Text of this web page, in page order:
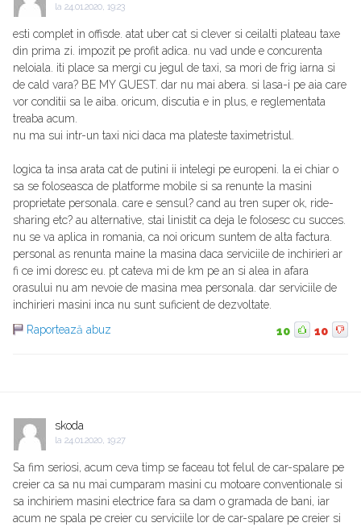
la 24.01.2020, 19:23
esti complet in offisde. atat uber cat si clever si ceilalti plateau taxe
din prima zi. impozit pe profit adica. nu vad unde e concurenta
neloiala. iti place sa mergi cu jegul de taxi, sa mori de frig iarna si
de cald vara? BE MY GUEST. dar nu mai abera. si lasa-i pe aia care
vor conditii sa le aiba. oricum, discutia e in plus, e reglementata
treaba acum.
nu ma sui intr-un taxi nici daca ma plateste taximetristul.
logica ta insa arata cat de putini ii intelegi pe europeni. la ei chiar o
sa se foloseasca de platforme mobile si sa renunte la masini
proprietate personala. care e sensul? cand au tren super ok, ride-
sharing etc? au alternative, stai linistit ca deja le folosesc cu succes.
nu se va aplica in romania, ca noi oricum suntem de alta factura.
personal as renunta maine la masina daca serviciile de inchirieri ar
fi ce imi doresc eu. pt cateva mi de km pe an si alea in afara
orasului nu am nevoie de masina mea personala. dar serviciile de
inchirieri masini inca nu sunt suficient de dezvoltate.
Raportează abuz
10 10
skoda
la 24.01.2020, 19:27
Sa fim seriosi, acum ceva timp se faceau tot felul de car-spalare pe
creier ca sa nu mai cumparam masini cu motoare conventionale si
sa inchiriem masini electrice fara sa dam o gramada de bani, iar
acum ne spala pe creier cu serviciile lor de car-spalare pe creier si